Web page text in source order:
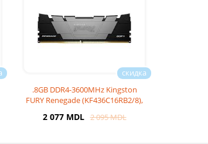
.8GB DDR4-3600MHz Kingston
FURY Renegade (KF436C16RB2/8),
2 077 MDL 2 095 MDL